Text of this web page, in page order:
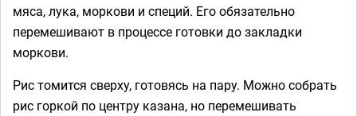
мяса, лука, моркови и специй. Его обязательно
перемешивают в процессе готовки до закладки
моркови.
Рис томится сверху, готовясь на пару. Можно собрать
рис горкой по центру казана, но перемешивать